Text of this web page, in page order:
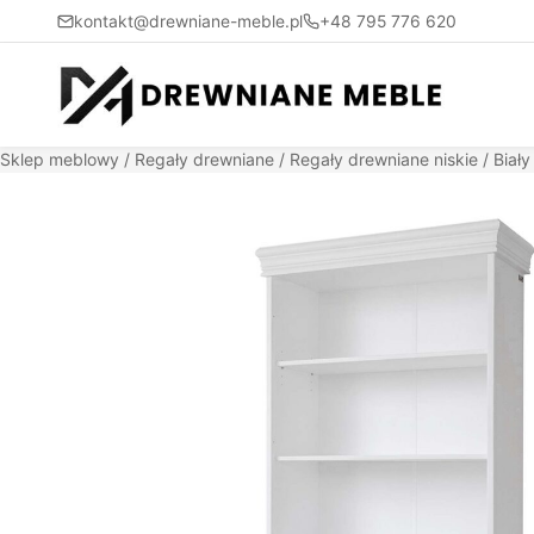
kontakt@drewniane-meble.pl +48 795 776 620
Sklep meblowy / Regały drewniane / Regały drewniane niskie /